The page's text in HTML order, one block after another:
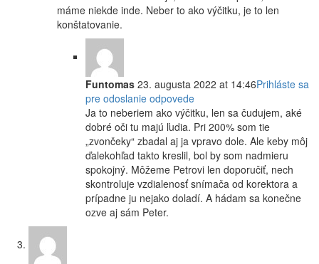
máme niekde inde. Neber to ako výčitku, je to len
konštatovanie.
Funtomas 23. augusta 2022 at 14:46Prihláste sa
pre odoslanie odpovede
Ja to neberiem ako výčitku, len sa čudujem, aké
dobré oči tu majú ľudia. Pri 200% som tie
„zvončeky“ zbadal aj ja vpravo dole. Ale keby môj
ďalekohľad takto kreslil, bol by som nadmieru
spokojný. Môžeme Petrovi len doporučiť, nech
skontroluje vzdialenosť snímača od korektora a
prípadne ju nejako doladí. A hádam sa konečne
ozve aj sám Peter.